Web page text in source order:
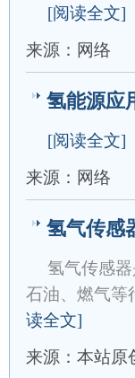
[阅读全文]
来源：网络
氢能源应
[阅读全文]
来源：网络
氢气传感
氢气传感
石油、燃气等
读全文]
来源：本站原